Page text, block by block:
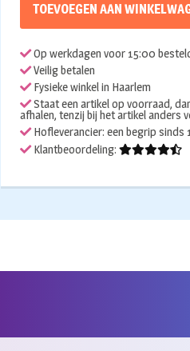
TOEVOEGEN AAN
Op werkdagen voor 15:00
Veilig betalen
Fysieke winkel in Haarlem
Staat een artikel op voorraad,
afhalen, tenzij bij het artikel anders
Hofleverancier: een begrip sinds
Klantbeoordeling: